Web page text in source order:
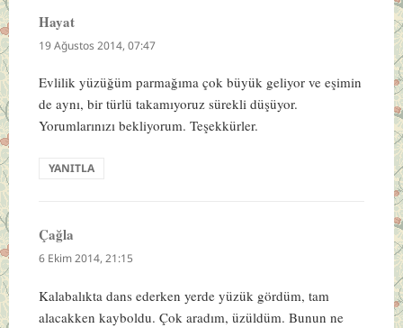
Hayatdedi
ki:
19 Ağustos 2014, 07:47
Evlilik yüzüğüm parmağıma çok büyük geliyor ve eşimin
de aynı, bir türlü takamıyoruz sürekli düşüyor.
Yorumlarınızı bekliyorum. Teşekkürler.
YANITLA
Çağla
ki:
6 Ekim 2014, 21:15
Kalabalıkta dans ederken yerde yüzük gördüm, tam
alacakken kayboldu. Çok aradım, üzüldüm. Bunun ne